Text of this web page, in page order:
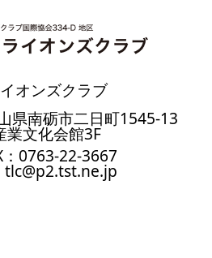
オンズクラブ
南砺市二日町1545-13
業文化会館3F
：0763-22-3667
tlc@p2.tst.ne.jp